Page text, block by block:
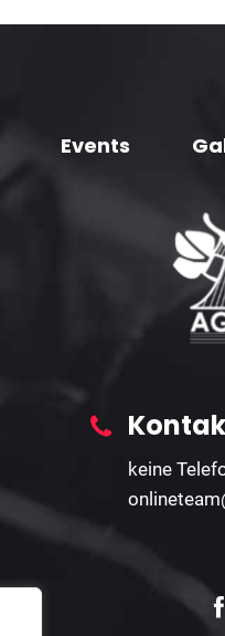
Events
keine